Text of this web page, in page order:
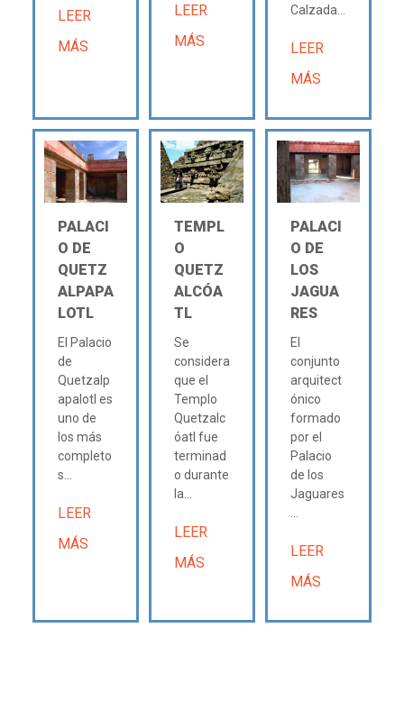
LEER
MÁS
LEER
MÁS
Calzada...
LEER
MÁS
PALACI
O DE
QUETZ
ALPAPA
LOTL
El Palacio
de
Quetzalp
apalotl es
uno de
los más
completo
s...
LEER
MÁS
TEMPL
O
QUETZ
ALCÓA
TL
Se
considera
que el
Templo
Quetzalc
óatl fue
terminad
o durante
la...
LEER
MÁS
PALACI
O DE
LOS
JAGUA
RES
El
conjunto
arquitect
ónico
formado
por el
Palacio
de los
Jaguares
LEER
MÁS